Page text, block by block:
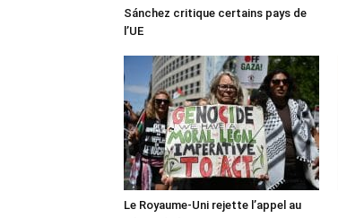
Sánchez critique certains pays de
l’UE
Le Royaume-Uni rejette l’appel au